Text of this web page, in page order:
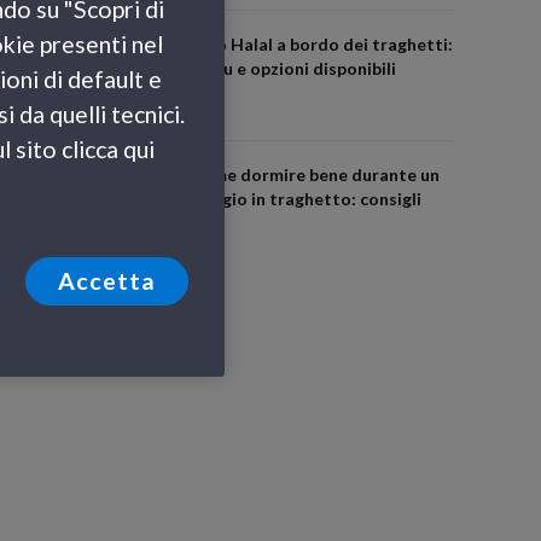
Cibo Halal a bordo dei traghetti:
menu e opzioni disponibili
Come dormire bene durante un
viaggio in traghetto: consigli
su "Scopri di
presenti nel
di default e
da quelli tecnici.
sito clicca qui
Accetta